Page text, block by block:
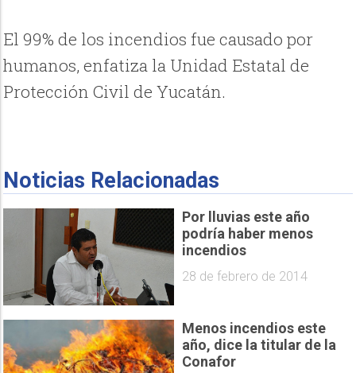
El 99% de los incendios fue causado por
humanos, enfatiza la Unidad Estatal de
Protección Civil de Yucatán.
Noticias Relacionadas
Por lluvias este año
podría haber menos
incendios
28 de febrero de 2014
Menos incendios este
año, dice la titular de la
Conafor